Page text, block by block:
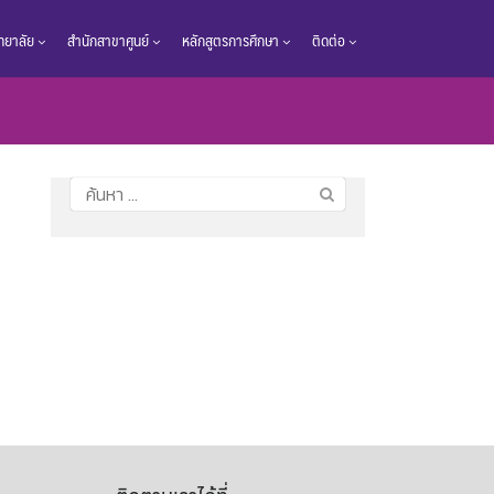
ยาลัย สำนักสาขาศูนย์ หลักสูตรการศึกษา ติดต่อ
ค้นหา
สำหรับ: